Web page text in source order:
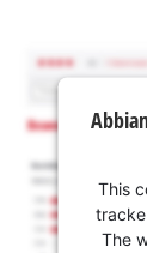
This
The